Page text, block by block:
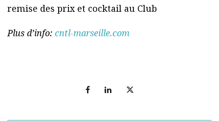
remise des prix et cocktail au Club
Plus d’info: cntl-marseille.com